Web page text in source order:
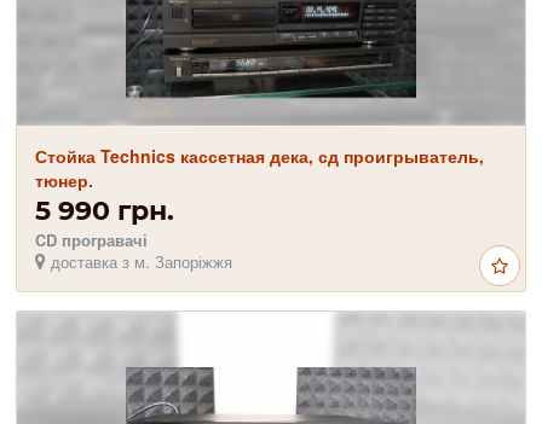
Стойка Technics кассетная дека, сд проигрыватель,
тюнер.
5 990 грн.
CD програвачі
доставка з м. Запоріжжя